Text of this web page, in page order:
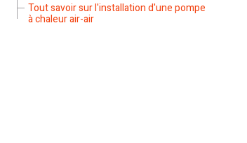
Tout savoir sur l'installation d'une pompe
à chaleur air-air